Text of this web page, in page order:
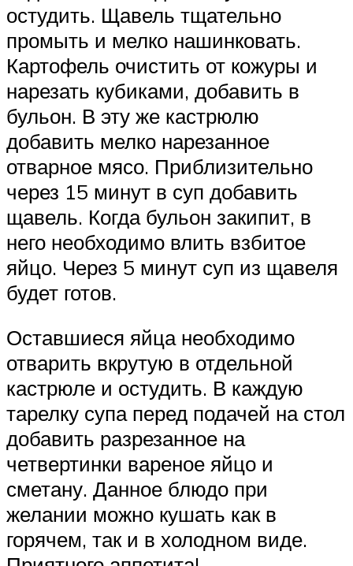
остудить. Щавель тщательно
промыть и мелко нашинковать.
Картофель очистить от кожуры и
нарезать кубиками, добавить в
бульон. В эту же кастрюлю
добавить мелко нарезанное
отварное мясо. Приблизительно
через 15 минут в суп добавить
щавель. Когда бульон закипит, в
него необходимо влить взбитое
яйцо. Через 5 минут суп из щавеля
будет готов.
Оставшиеся яйца необходимо
отварить вкрутую в отдельной
кастрюле и остудить. В каждую
тарелку супа перед подачей на стол
добавить разрезанное на
четвертинки вареное яйцо и
сметану. Данное блюдо при
желании можно кушать как в
горячем, так и в холодном виде.